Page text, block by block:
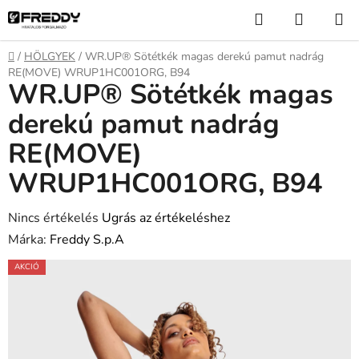
Ugrás
fő
tartalomhoz
KeresésKOSÁR
Kezdőlap
/ HÖLGYEK / WR.UP® Sötétkék magas derekú pamut nadrág
RE(MOVE) WRUP1HC001ORG, B94
WR.UP® Sötétkék magas
derekú pamut nadrág
RE(MOVE)
WRUP1HC001ORG, B94
A
termék
átlagos
Nincs értékelés Ugrás az értékeléshez
Márka: Freddy S.p.A
AKCIÓ